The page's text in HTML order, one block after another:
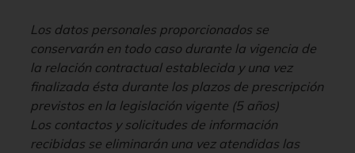
Los datos personales proporcionados se
conservarán en todo caso durante la vigencia de
la relación contractual establecida y una vez
finalizada ésta durante los plazos de prescripción
previstos en la legislación vigente (5 años)
Los contactos y solicitudes de información
recibidas se eliminarán una vez atendidas las